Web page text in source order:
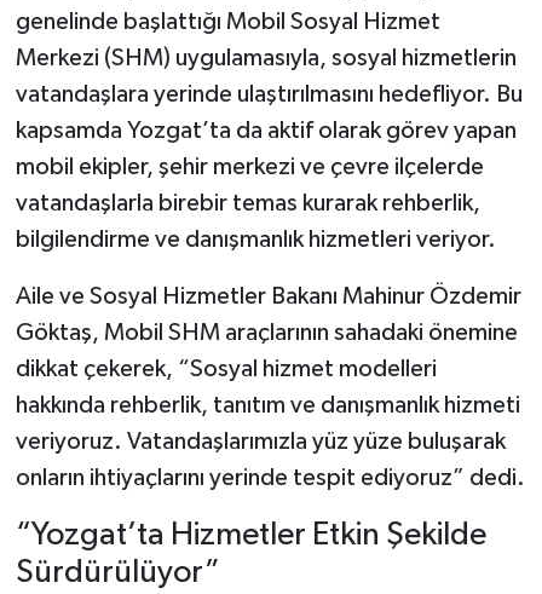
genelinde başlattığı Mobil Sosyal Hizmet
Merkezi (SHM) uygulamasıyla, sosyal hizmetlerin
vatandaşlara yerinde ulaştırılmasını hedefliyor. Bu
kapsamda Yozgat’ta da aktif olarak görev yapan
mobil ekipler, şehir merkezi ve çevre ilçelerde
vatandaşlarla birebir temas kurarak rehberlik,
bilgilendirme ve danışmanlık hizmetleri veriyor.
Aile ve Sosyal Hizmetler Bakanı Mahinur Özdemir
Göktaş, Mobil SHM araçlarının sahadaki önemine
dikkat çekerek, “Sosyal hizmet modelleri
hakkında rehberlik, tanıtım ve danışmanlık hizmeti
veriyoruz. Vatandaşlarımızla yüz yüze buluşarak
onların ihtiyaçlarını yerinde tespit ediyoruz” dedi.
“Yozgat’ta Hizmetler Etkin Şekilde
Sürdürülüyor”